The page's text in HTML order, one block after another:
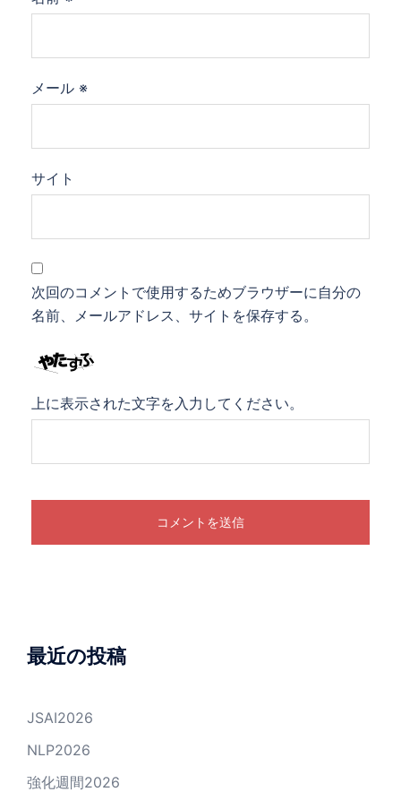
メール ※
サイト
次回のコメントで使用するためブラウザーに自分の
名前、メールアドレス、サイトを保存する。
上に表示された文字を入力してください。
最近の投稿
JSAI2026
NLP2026
強化週間2026